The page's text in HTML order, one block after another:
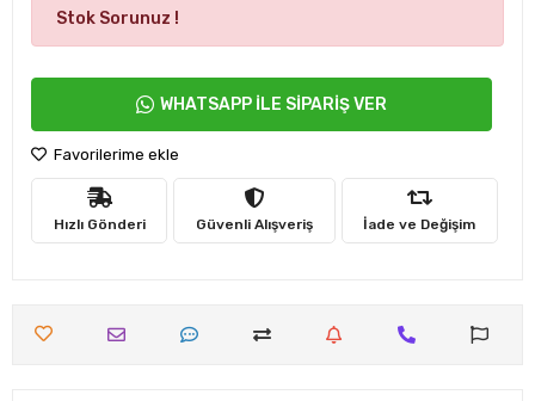
Stok Sorunuz !
WHATSAPP İLE SİPARİŞ VER
Favorilerime ekle
Hızlı Gönderi Güvenli Alışveriş İade ve Değişim